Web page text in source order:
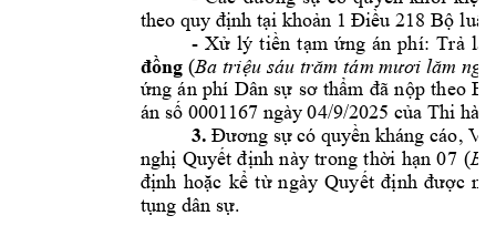
theo quy định tại khoản 1 Điều 218 Bộ luật
- Xử lý tiền tạm ứng án phí: Trả
đồng (Ba triệu sáu trăm tám mươi lăm
ứng án phí Dân sự sơ thẩm đã nộp theo
án số 0001167 ngày 04/9/2025 của Thi hà
3. Đương sự có quyền kháng cáo,
nghị Quyết định này trong thời hạn 07 (
định hoặc kể từ ngày Quyết định được
tụng dân sự.